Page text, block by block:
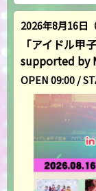
2026年8月16日（
「アイドル甲
supported by
OPEN 09:00 /